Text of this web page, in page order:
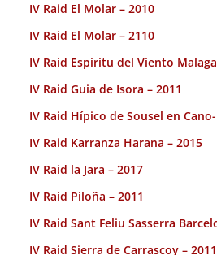
IV Raid El Molar – 2010
IV Raid El Molar – 2110
IV Raid Espiritu del Viento
IV Raid Guia de Isora – 2011
IV Raid Hípico de Sousel en
IV Raid Karranza Harana – 2015
IV Raid la Jara – 2017
IV Raid Piloña – 2011
IV Raid Sant Feliu Sasserra
IV Raid Sierra de Carrascoy – 2011